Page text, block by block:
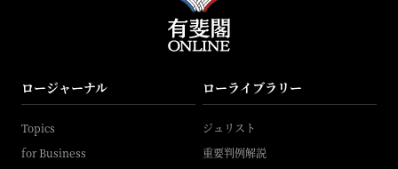
ロージャーナル
Topics
for Business
ローライブラリー
ジュリスト
重要判例解説